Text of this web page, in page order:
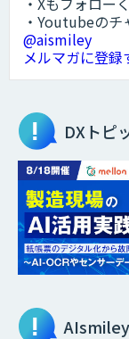
・Youtubeの
@aismiley
メルマガに登録
DXトピ